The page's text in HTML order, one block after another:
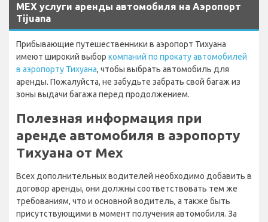
MEX услуги аренды автомобиля на Аэропорт
Tijuana
Прибывающие путешественники в аэропорт Тихуана
имеют широкий выбор компаний по прокату автомобилей
в аэропорту Тихуана, чтобы выбрать автомобиль для
аренды. Пожалуйста, не забудьте забрать свой багаж из
зоны выдачи багажа перед продолжением.
Полезная информация при
аренде автомобиля в аэропорту
Тихуана от Mex
Всех дополнительных водителей необходимо добавить в
договор аренды, они должны соответствовать тем же
требованиям, что и основной водитель, а также быть
присутствующими в момент получения автомобиля. За